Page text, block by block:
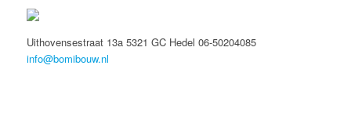
Uithovensestraat 13a 5321 GC Hedel 06-50204085
info@bomibouw.nl